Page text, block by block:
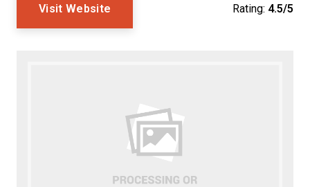
Visit Website Rating: 4.5/5